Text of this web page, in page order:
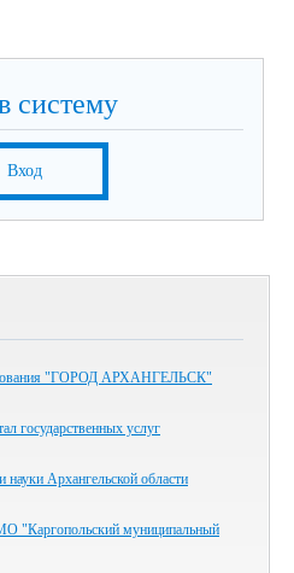
систему
Вход
"ГОРОД АРХАНГЕЛЬСК"
государственных услуг
науки Архангельской области
"Каргопольский муниципальный